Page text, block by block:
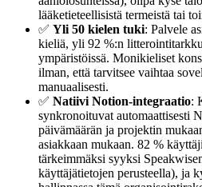
lääketieteellisistä termeistä tai
✅ Yli 50 kielen tuki: Palvele
kieliä, yli 92 %:n
ympäristöissä. Monikieliset
ilman, että tarvitsee vaihtaa
manuaalisesti.
✅ Natiivi Notion-integraatio:
synkronoituvat automaattisesti
päivämäärän ja projektin
asiakkaan mukaan. 82 %
tärkeimmäksi syyksi
käyttäjätietojen perusteella), ja